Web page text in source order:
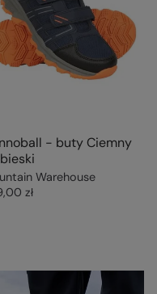
- buty Ciemny
Warehouse
zł